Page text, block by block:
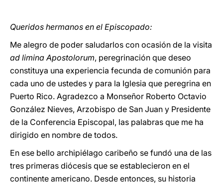
Queridos hermanos en el Episcopado:
Me alegro de poder saludarlos con ocasión de la visita
ad limina Apostolorum, peregrinación que deseo
constituya una experiencia fecunda de comunión para
cada uno de ustedes y para la Iglesia que peregrina en
Puerto Rico. Agradezco a Monseñor Roberto Octavio
González Nieves, Arzobispo de San Juan y Presidente
de la Conferencia Episcopal, las palabras que me ha
dirigido en nombre de todos.
En ese bello archipiélago caribeño se fundó una de las
tres primeras diócesis que se establecieron en el
continente americano. Desde entonces, su historia